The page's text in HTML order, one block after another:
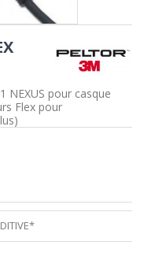
NEXUS pour casque
Flex pour